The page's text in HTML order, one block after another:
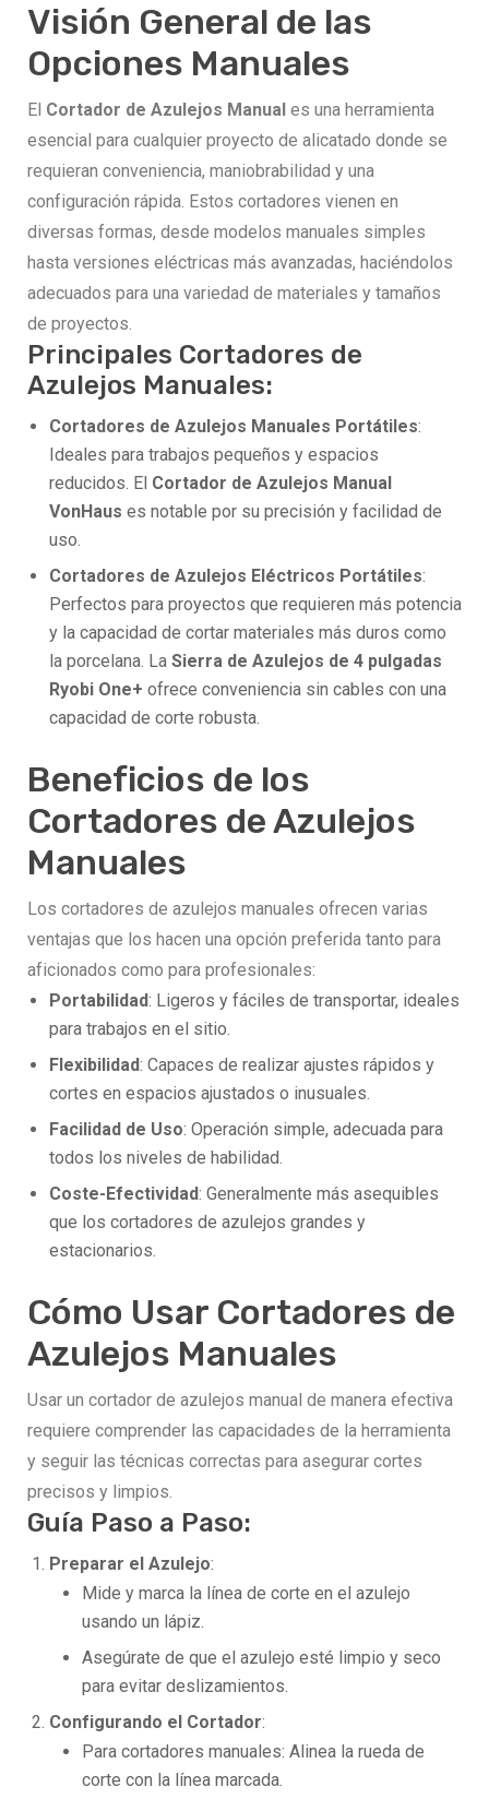
Visión General de las
Opciones Manuales
El Cortador de Azulejos Manual es una herramienta
esencial para cualquier proyecto de alicatado donde se
requieran conveniencia, maniobrabilidad y una
configuración rápida. Estos cortadores vienen en
diversas formas, desde modelos manuales simples
hasta versiones eléctricas más avanzadas, haciéndolos
adecuados para una variedad de materiales y tamaños
de proyectos.
Principales Cortadores de
Azulejos Manuales:
Cortadores de Azulejos Manuales Portátiles:
Ideales para trabajos pequeños y espacios
reducidos. El Cortador de Azulejos Manual
VonHaus es notable por su precisión y facilidad de
uso.
Cortadores de Azulejos Eléctricos Portátiles:
Perfectos para proyectos que requieren más potencia
y la capacidad de cortar materiales más duros como
la porcelana. La Sierra de Azulejos de 4 pulgadas
Ryobi One+ ofrece conveniencia sin cables con una
capacidad de corte robusta.
Beneficios de los
Cortadores de Azulejos
Manuales
Los cortadores de azulejos manuales ofrecen varias
ventajas que los hacen una opción preferida tanto para
aficionados como para profesionales:
Portabilidad: Ligeros y fáciles de transportar, ideales
para trabajos en el sitio.
Flexibilidad: Capaces de realizar ajustes rápidos y
cortes en espacios ajustados o inusuales.
Facilidad de Uso: Operación simple, adecuada para
todos los niveles de habilidad.
Coste-Efectividad: Generalmente más asequibles
que los cortadores de azulejos grandes y
estacionarios.
Cómo Usar Cortadores de
Azulejos Manuales
Usar un cortador de azulejos manual de manera efectiva
requiere comprender las capacidades de la herramienta
y seguir las técnicas correctas para asegurar cortes
precisos y limpios.
Guía Paso a Paso:
Preparar el Azulejo:
Mide y marca la línea de corte en el azulejo
usando un lápiz.
Asegúrate de que el azulejo esté limpio y seco
para evitar deslizamientos.
Configurando el Cortador:
Para cortadores manuales: Alinea la rueda de
corte con la línea marcada.